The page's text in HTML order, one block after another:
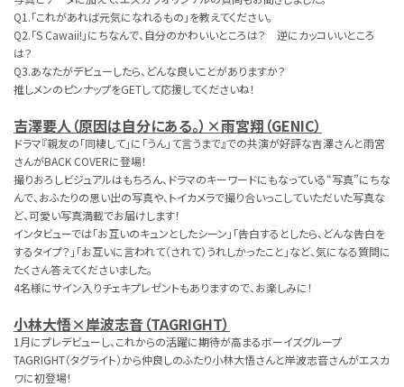
Q1.「これがあれば元気になれるもの」を教えてください。
Q2.「S Cawaii!」にちなんで、自分のかわいいところは？ 逆にカッコいいところ
は？
Q3.あなたがデビューしたら、どんな良いことがありますか？
推しメンのピンナップをGETして応援してくださいね！
吉澤要人（原因は自分にある。）×雨宮翔（GENIC）
ドラマ『親友の「同棲して」に「うん」て言うまで』での共演が好評な吉澤さんと雨宮
さんがBACK COVERに登場！
撮りおろしビジュアルはもちろん、ドラマのキーワードにもなっている“写真”にちな
んで、おふたりの思い出の写真や、トイカメラで撮り合いっこしていただいた写真な
ど、可愛い写真満載でお届けします！
インタビューでは「お互いのキュンとしたシーン」「告白するとしたら、どんな告白を
するタイプ？」「お互いに言われて（されて）うれしかったこと」など、気になる質問に
たくさん答えてくださいました。
4名様にサイン入りチェキプレゼントもありますので、お楽しみに！
小林大悟×岸波志音（TAGRIGHT）
1月にプレデビューし、これからの活躍に期待が高まるボーイズグループ
TAGRIGHT（タグライト）から仲良しのふたり小林大悟さんと岸波志音さんがエスカ
ワに初登場！